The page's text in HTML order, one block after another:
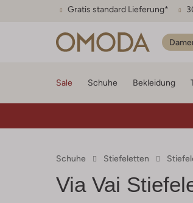
Gratis standard Lieferung*
Sale Schuhe Bekleidung
Schuhe Stiefeletten
Via Vai